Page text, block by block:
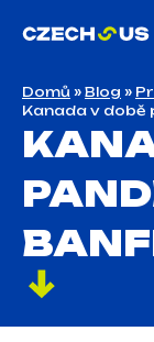
Domů » Blog »
Kanada v době